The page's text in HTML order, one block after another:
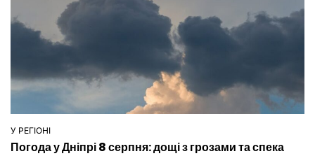
ОПУБЛІКУВАТИ
У РЕГІОНІ
Погода у Дніпрі 8 серпня: дощі з грозами та спека